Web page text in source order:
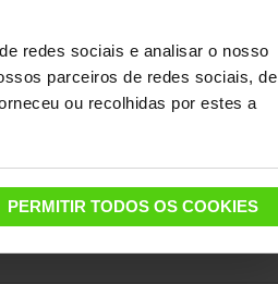
redes sociais e analisar o nosso
parceiros de redes sociais, de
ou recolhidas por estes a
PERMITIR TODOS OS COOKIES